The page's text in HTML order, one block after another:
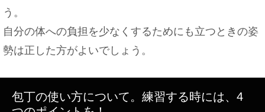
フリーターの彼氏と同棲をする時の注意点！心の準
う。
自分の体への負担を少なくするためにも立つときの姿
勢は正した方がよいでしょう。
包丁の使い方について。練習する時には、4